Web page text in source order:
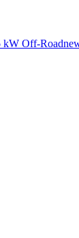
kW Off-Road